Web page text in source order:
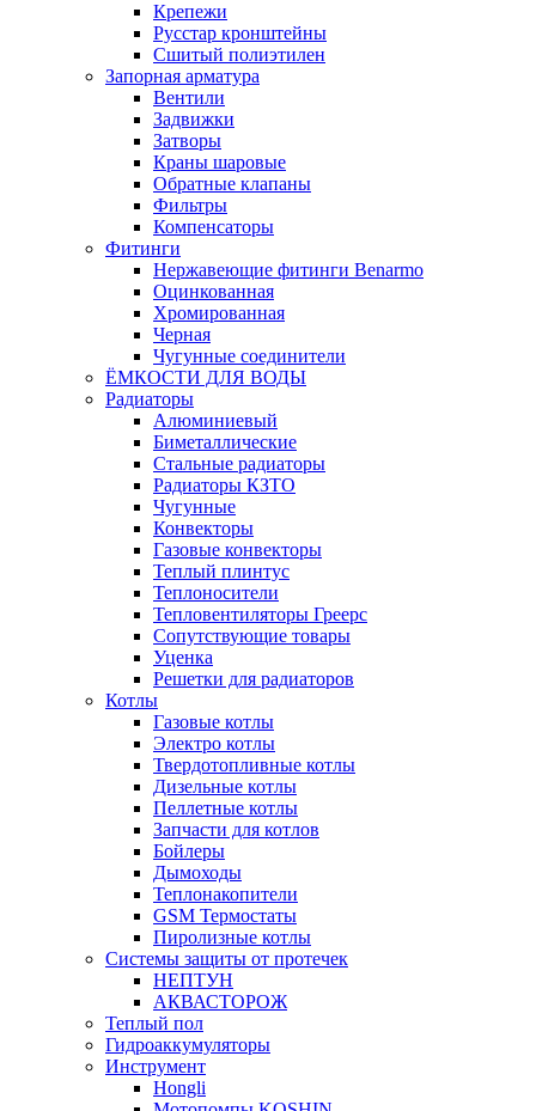
Крепежи
Русстар кронштейны
Сшитый полиэтилен
Запорная арматура
Вентили
Задвижки
Затворы
Краны шаровые
Обратные клапаны
Фильтры
Компенсаторы
Фитинги
Нержавеющие фитинги Benarmo
Оцинкованная
Хромированная
Черная
Чугунные соединители
ЁМКОСТИ ДЛЯ ВОДЫ
Радиаторы
Алюминиевый
Биметаллические
Стальные радиаторы
Радиаторы КЗТО
Чугунные
Конвекторы
Газовые конвекторы
Теплый плинтус
Теплоносители
Тепловентиляторы Греерс
Сопутствующие товары
Уценка
Решетки для радиаторов
Котлы
Газовые котлы
Электро котлы
Твердотопливные котлы
Дизельные котлы
Пеллетные котлы
Запчасти для котлов
Бойлеры
Дымоходы
Теплонакопители
GSM Термостаты
Пиролизные котлы
Системы защиты от протечек
НЕПТУН
АКВАСТОРОЖ
Теплый пол
Гидроаккумуляторы
Инструмент
Hongli